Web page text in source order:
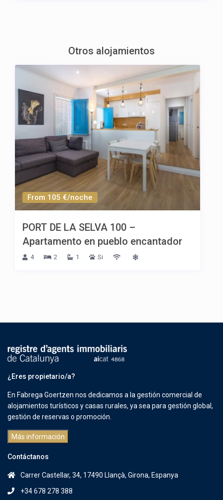
Otros alojamientos
From 105 €/noche
PORT DE LA SELVA 100 –
Apartamento en pueblo encantador
4 2 1 Si
¿Eres propietario/a?
En Fabrega Goertzen nos dedicamos a la gestión comercial de
alojamientos turísticos y casas rurales, ya sea para gestión global,
gestión de reservas o promoción.
Más información
Contáctanos
Carrer Castellar, 34, 17490 Llançà, Girona, Espanya
+34 678 278 388